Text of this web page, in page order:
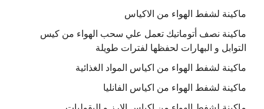
ماكينة لشفط الهواء من الاكياس
ماكينة نصف أتوماتيك تعمل علي سحب الهواء من كيس
التوابل و البهارات لحفظها لفترات طويلة
ماكينة لشفط الهواء من اكياس المواد الغذائية
ماكينة لشفط الهواء من اكياس الفانليا